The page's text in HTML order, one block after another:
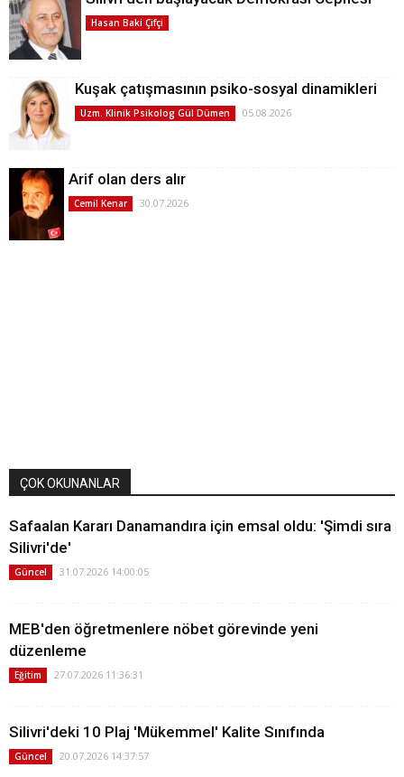
Hasan Baki Çifçi
Kuşak çatışmasının psiko-sosyal dinamikleri
Uzm. Klinik Psikolog Gül Dümen 05.08.2026
Arif olan ders alır
Cemil Kenar 30.07.2026
ÇOK OKUNANLAR
Safaalan Kararı Danamandıra için emsal oldu: 'Şimdi sıra
Silivri'de'
Güncel 31.07.2026 14:00:05
MEB'den öğretmenlere nöbet görevinde yeni
düzenleme
Eğitim 27.07.2026 11:36:31
Silivri'deki 10 Plaj 'Mükemmel' Kalite Sınıfında
Güncel 20.07.2026 14:37:57